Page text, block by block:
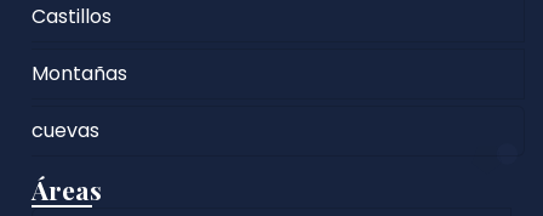
Castillos
Montañas
cuevas
Áreas